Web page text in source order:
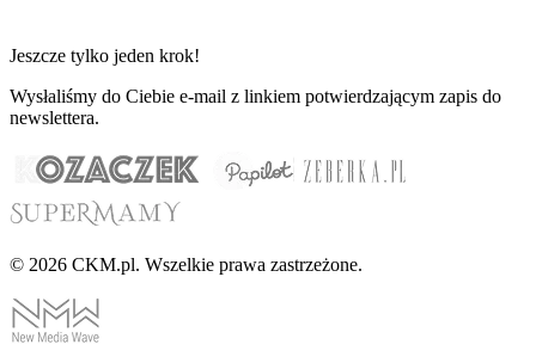
Jeszcze tylko jeden krok!
Wysłaliśmy do Ciebie e-mail z linkiem potwierdzającym zapis do
newslettera.
© 2026 CKM.pl. Wszelkie prawa zastrzeżone.